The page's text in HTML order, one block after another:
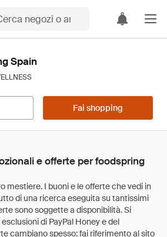
Spain
Fai shopping
e offerte per foodspring